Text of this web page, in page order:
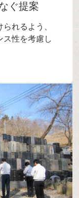
ぐ提案
れるよう、
ス性を考慮し